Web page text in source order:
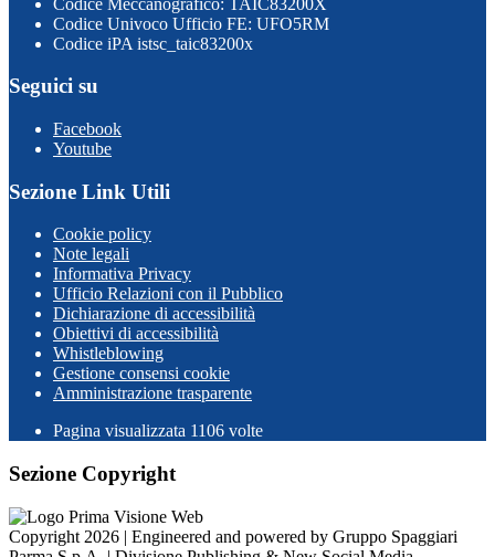
Codice Univoco Ufficio FE: UFO5RM
Codice iPA istsc_taic83200x
Seguici su
Facebook
Youtube
Sezione Link Utili
Cookie policy
Note legali
Informativa Privacy
Ufficio Relazioni con il Pubblico
Dichiarazione di accessibilità
Obiettivi di accessibilità
Whistleblowing
Gestione consensi cookie
Amministrazione trasparente
Pagina visualizzata 1106 volte
Sezione Copyright
Copyright 2026 | Engineered and powered by Gruppo Spaggiari